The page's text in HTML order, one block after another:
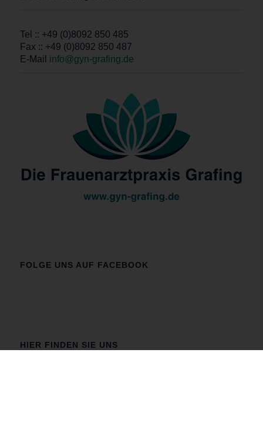
Tel :: +49 (0)8092 850 485
Fax :: +49 (0)8092 850 487
E-Mail info@gyn-grafing.de
FOLGE UNS AUF FACEBOOK
HIER FINDEN SIE UNS